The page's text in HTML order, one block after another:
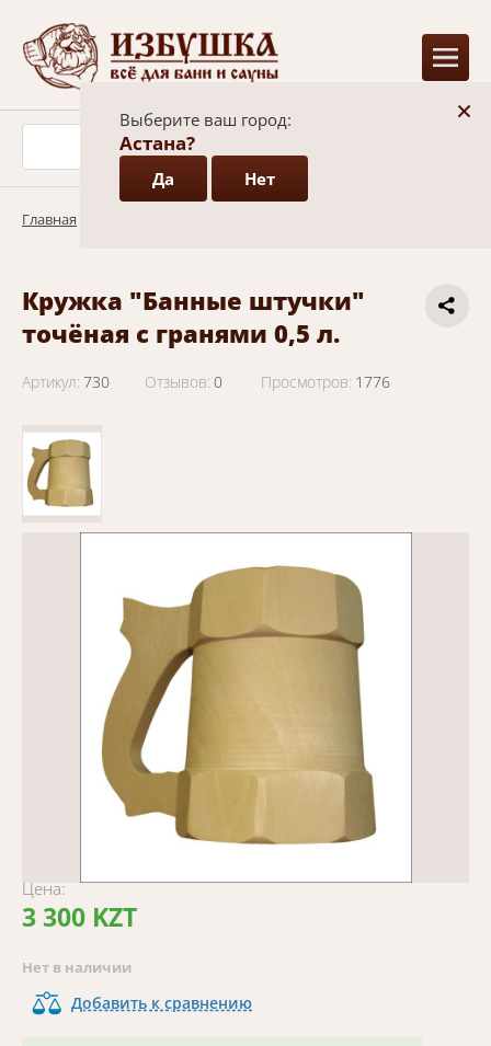
+
Выберите ваш город:
Астана?
Да Нет
Главная
Кружка "Банные штучки"
точёная с гранями 0,5 л.
Артикул: 730 Отзывов: 0 Просмотров: 1776
Цена:
3 300 KZT
Нет в наличии
Добавить к сравнению